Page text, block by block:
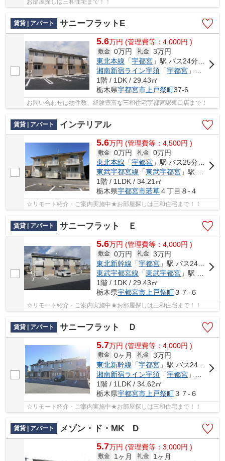
お部屋探しは三和住宅まで！！
賃貸 | アパート サニーフラットE
5.6万円 (管理費等：4,000円 )
敷金 0万円 礼金 3万円
東北本線 「宇都宮 」駅 バス24分 「文星大学前」 停歩2分
湘南新宿ライン宇須 「宇都宮 」駅 バス24分 「文星大学前」 停歩2分
1階 / 1DK / 29.43㎡
栃木県宇都宮市上戸祭町37-6
お問い合わせは物件数、経験豊富な三和住宅宇都宮駅東口店まで！
賃貸 | アパート インテリアル
5.6万円 (管理費等：4,500円 )
敷金 0万円 礼金 0万円
東北本線 「宇都宮 」駅 バス25分 「市営住宅入口」 停歩2分
東武宇都宮線 「東武宇都宮 」駅 バス16分 「市営住宅入口」 停歩2分
1階 / 1LDK / 34.21㎡
栃木県宇都宮市若草４丁目８-４
☆リモート紹介・ご案内実施中★お部屋探しは三和住宅まで！！
賃貸 | アパート サニーフラット Ｅ
5.6万円 (管理費等：4,000円 )
敷金 0万円 礼金 3万円
東北新幹線 「宇都宮 」駅 バス24分 「文星大学前」 停歩2分
東武宇都宮線 「東武宇都宮 」駅 バス16分 「文星大学前」 停歩2分
1階 / 1DK / 29.43㎡
栃木県宇都宮市 上戸祭町３７-６
☆リモート紹介・ご案内実施中★お部屋探しは三和住宅まで！！
賃貸 | アパート サニーフラット Ｄ
5.7万円 (管理費等：4,000円 )
敷金 0ヶ月 礼金 3万円
東北新幹線 「宇都宮 」駅 バス24分 「関東バス文星大学前」 停歩2分
湘南新宿ライン宇須 「宇都宮 」駅 バス24分 「関東バス文星大学前」 停歩2分
1階 / 1LDK / 34.62㎡
栃木県宇都宮市 上戸祭町３７-６
☆リモート紹介・ご案内実施中★お部屋探しは三和住宅まで！！
賃貸 | アパート メゾン・ド・MK D
5.7万円 (管理費等：3,000円 )
敷金 1ヶ月 礼金
1ヶ月